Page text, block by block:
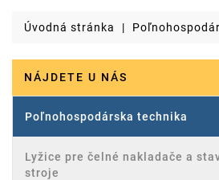
Úvodná stránka
NÁJDETE U NÁS
Poľnohospodárska technika
Lyžice pre čelné nakladače a
stroje